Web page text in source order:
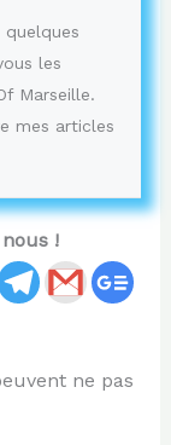
quelques
les
Marseille.
mes articles
!
ne pas